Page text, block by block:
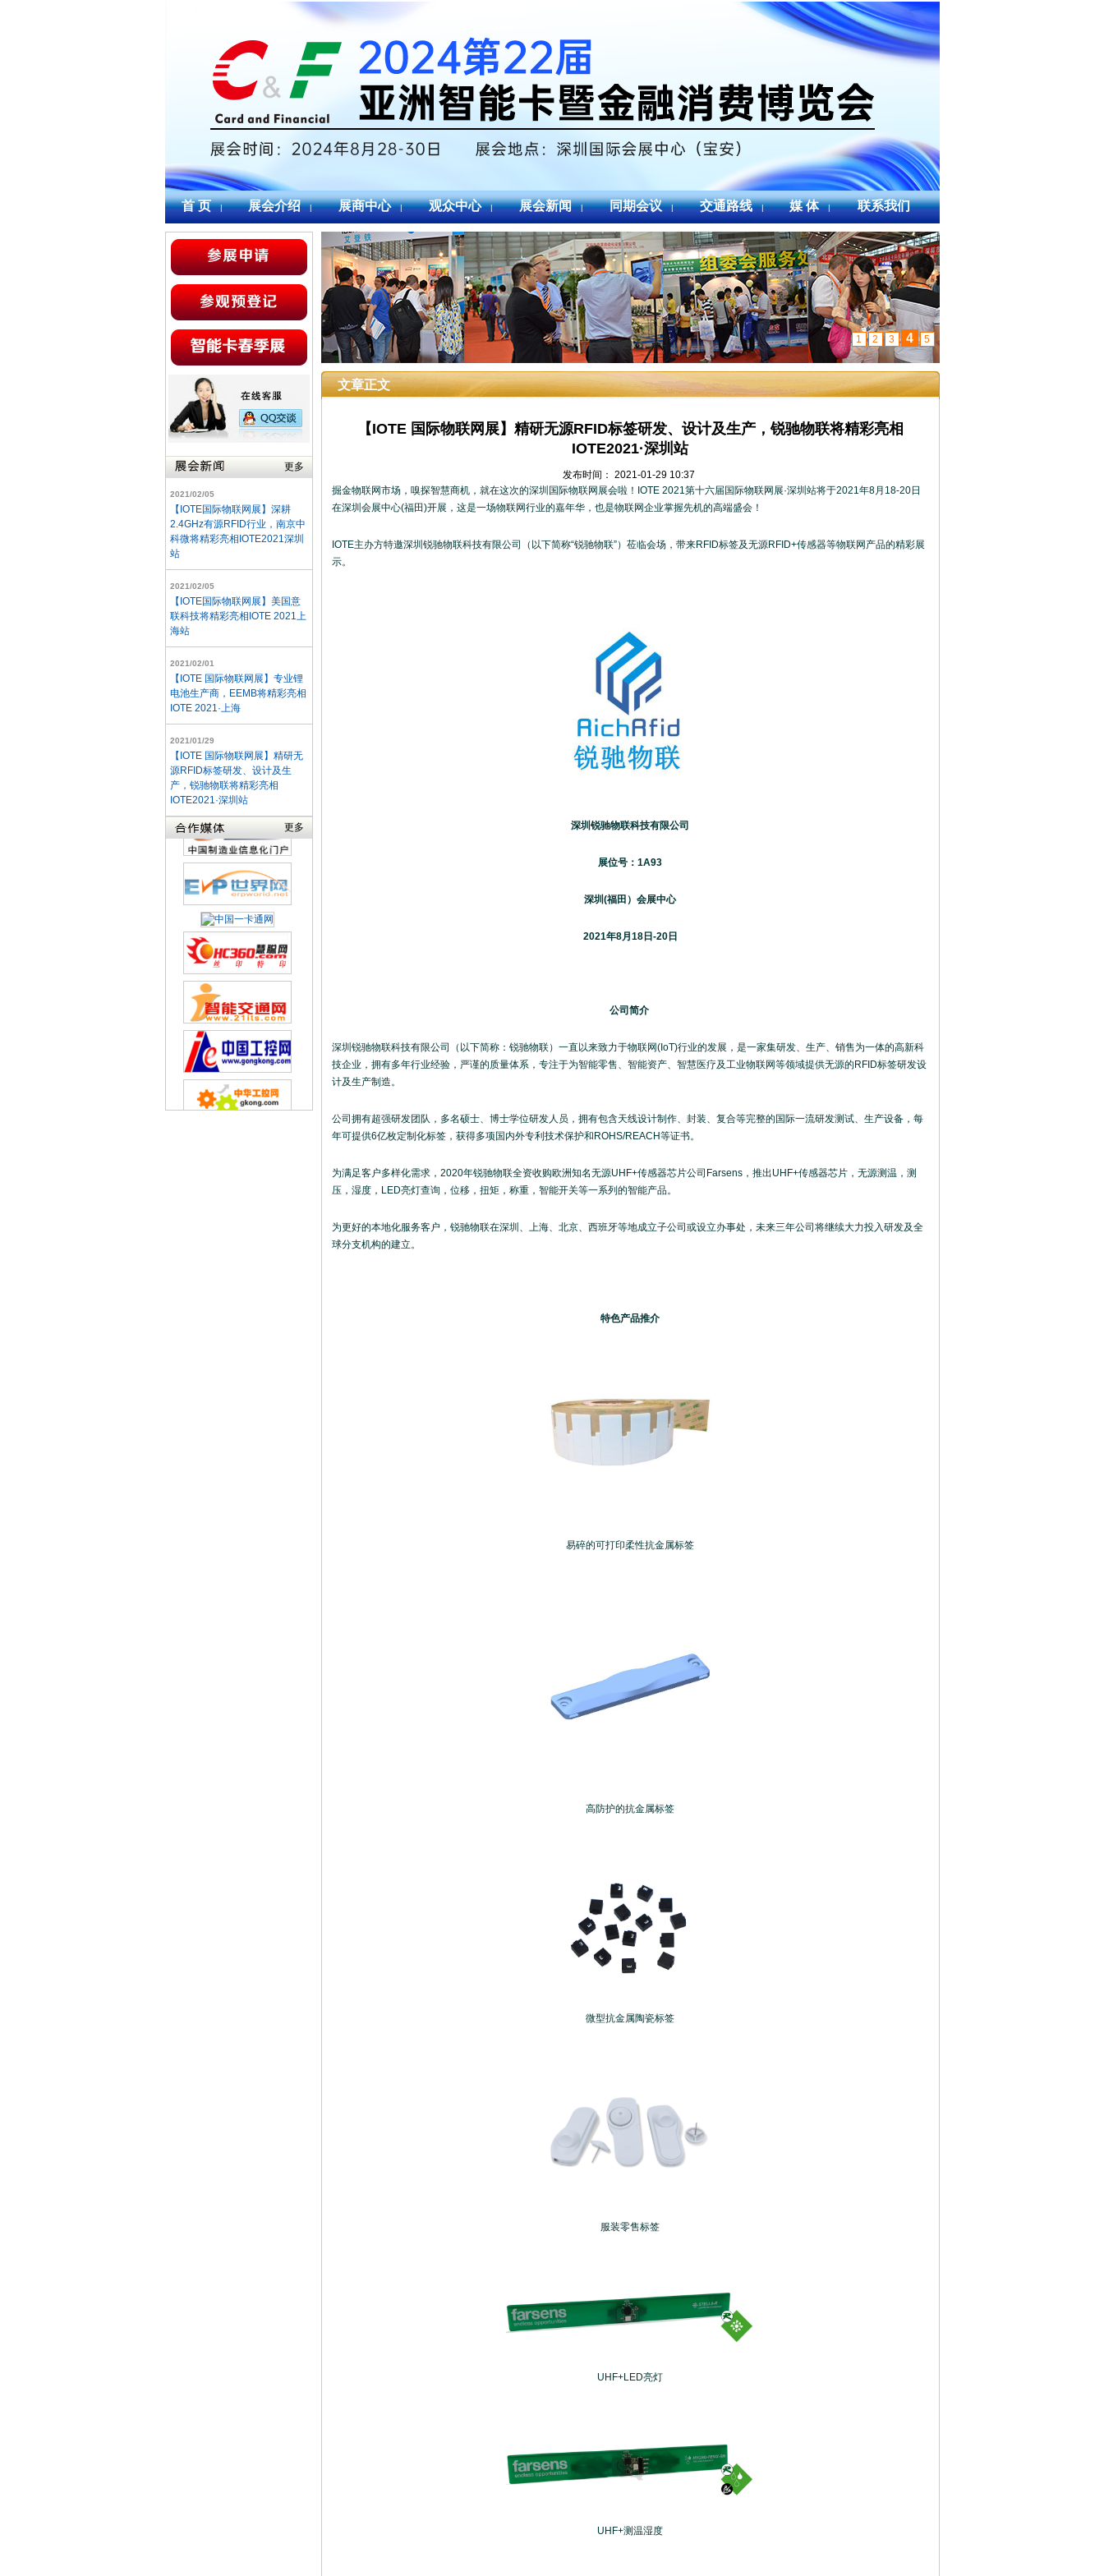
首 页 | 展会介绍 | 展商中心 | 观众中心 | 展会新闻 | 同期会议 | 交通路线 | 媒 体 | 联系我们
更多
2021/02/05
【IOTE国际物联网展】深耕
2.4GHz有源RFID行业，南京中
科微将精彩亮相IOTE2021深圳
站
2021/02/05
【IOTE国际物联网展】美国意
联科技将精彩亮相IOTE 2021上
海站
2021/02/01
【IOTE 国际物联网展】专业锂
电池生产商，EEMB将精彩亮相
IOTE 2021·上海
2021/01/29
【IOTE 国际物联网展】精研无
源RFID标签研发、设计及生
产，锐驰物联将精彩亮相
IOTE2021·深圳站
更多
1 2 3 4 5
文章正文
【IOTE 国际物联网展】精研无源RFID标签研发、设计及生产，锐驰物联将精彩亮相
IOTE2021·深圳站
发布时间： 2021-01-29 10:37
掘金物联网市场，嗅探智慧商机，就在这次的深圳国际物联网展会啦！IOTE 2021第十六届国际物联网展·深圳站将于2021年8月18-20日
在深圳会展中心(福田)开展，这是一场物联网行业的嘉年华，也是物联网企业掌握先机的高端盛会！
IOTE主办方特邀深圳锐驰物联科技有限公司（以下简称“锐驰物联”）莅临会场，带来RFID标签及无源RFID+传感器等物联网产品的精彩展
示。
深圳锐驰物联科技有限公司
展位号：1A93
深圳(福田）会展中心
2021年8月18日-20日
公司简介
深圳锐驰物联科技有限公司（以下简称：锐驰物联）一直以来致力于物联网(IoT)行业的发展，是一家集研发、生产、销售为一体的高新科
技企业，拥有多年行业经验，严谨的质量体系，专注于为智能零售、智能资产、智慧医疗及工业物联网等领域提供无源的RFID标签研发设
计及生产制造。
公司拥有超强研发团队，多名硕士、博士学位研发人员，拥有包含天线设计制作、封装、复合等完整的国际一流研发测试、生产设备，每
年可提供6亿枚定制化标签，获得多项国内外专利技术保护和ROHS/REACH等证书。
为满足客户多样化需求，2020年锐驰物联全资收购欧洲知名无源UHF+传感器芯片公司Farsens，推出UHF+传感器芯片，无源测温，测
压，湿度，LED亮灯查询，位移，扭矩，称重，智能开关等一系列的智能产品。
为更好的本地化服务客户，锐驰物联在深圳、上海、北京、西班牙等地成立子公司或设立办事处，未来三年公司将继续大力投入研发及全
球分支机构的建立。
特色产品推介
易碎的可打印柔性抗金属标签
高防护的抗金属标签
微型抗金属陶瓷标签
服装零售标签
UHF+LED亮灯
UHF+测温湿度